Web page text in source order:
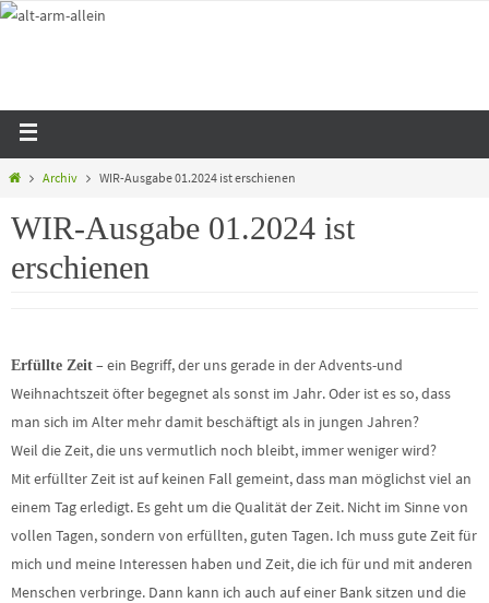
Archiv WIR-Ausgabe 01.2024 ist erschienen
WIR-Ausgabe 01.2024 ist
erschienen
Erfüllte Zeit– ein Begriff, der uns gerade in der Advents-und
Weihnachtszeit öfter begegnet als sonst im Jahr. Oder ist es so, dass
man sich im Alter mehr damit beschäftigt als in jungen Jahren?
Weil die Zeit, die uns vermutlich noch bleibt, immer weniger wird?
Mit erfüllter Zeit ist auf keinen Fall gemeint, dass man möglichst viel an
einem Tag erledigt. Es geht um die Qualität der Zeit. Nicht im Sinne von
vollen Tagen, sondern von erfüllten, guten Tagen. Ich muss gute Zeit für
mich und meine Interessen haben und Zeit, die ich für und mit anderen
Menschen verbringe. Dann kann ich auch auf einer Bank sitzen und die